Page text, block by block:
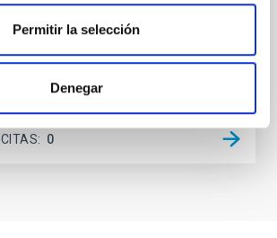
Permitir la selección
Denegar
publicación: 6 2026
2026A&A...710A.230L
0